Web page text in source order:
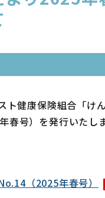
ト健康保険組合「け
春号）を発行いたしま
（2025年春号）